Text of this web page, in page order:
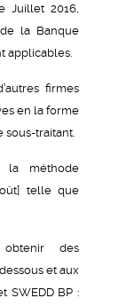
Juillet 2016,
la Banque
applicables.
firmes
en la forme
sous-traitant.
la méthode
telle que
obtenir des
et aux
SWEDD BP :